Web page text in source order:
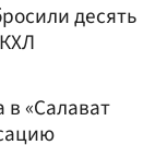
десять
в «Салават